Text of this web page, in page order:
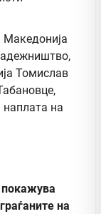
Македонија
Томислав
на
покажува
на